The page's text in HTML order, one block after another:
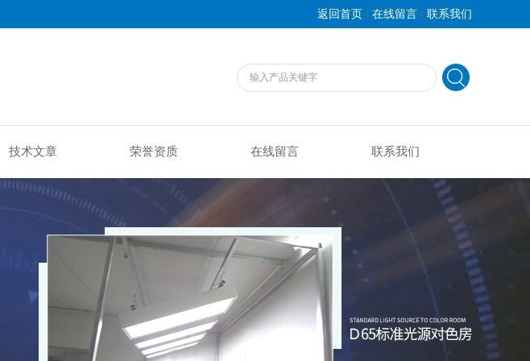
返回首页 | 在线留言 | 联系我们
技术文章 荣誉资质 在线留言 联系我们